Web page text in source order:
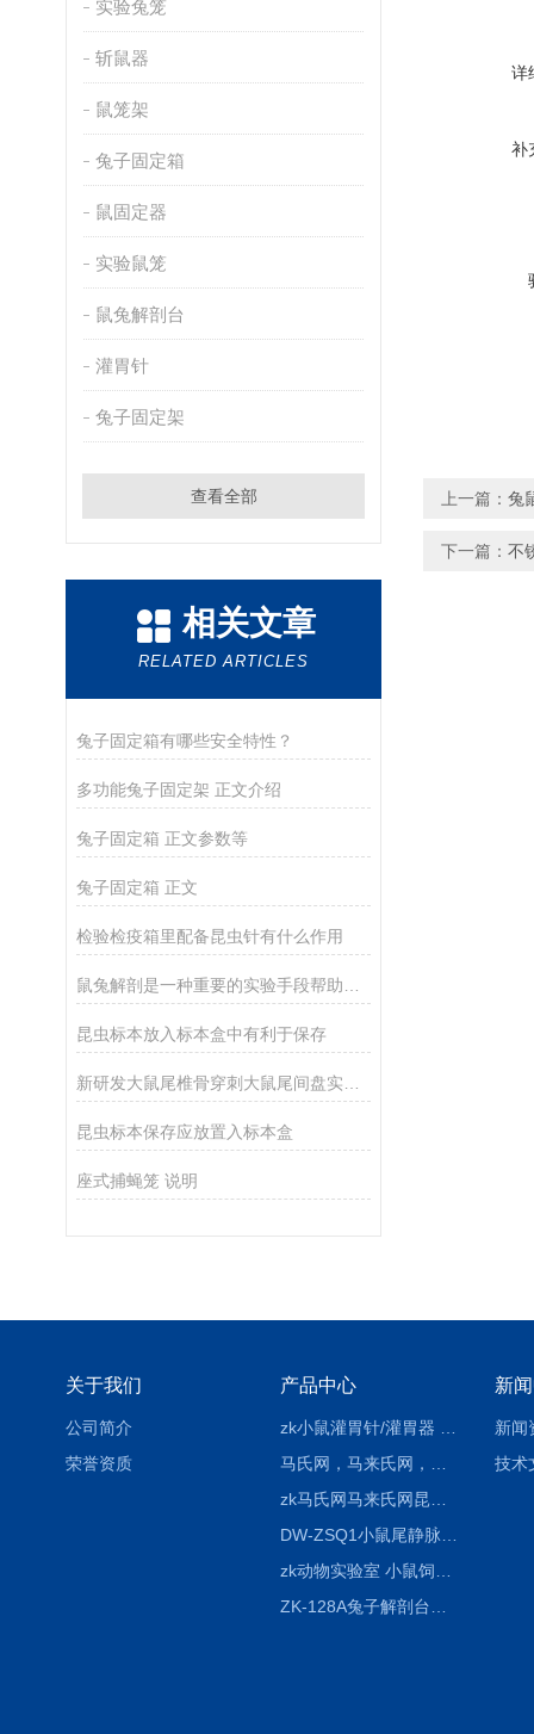
实验兔笼
斩鼠器
鼠笼架
兔子固定箱
鼠固定器
实验鼠笼
鼠兔解剖台
灌胃针
兔子固定架
查看全部
相关文章
RELATED ARTICLES
兔子固定箱有哪些安全特性？
多功能兔子固定架 正文介绍
兔子固定箱 正文参数等
兔子固定箱 正文
检验检疫箱里配备昆虫针有什么作用
昆虫标本放入标本盒中有利于保存
昆虫标本保存应放置入标本盒
座式捕蝇笼 说明
详
补
上一篇： 兔
下一篇： 不
关于我们
公司简介
荣誉资质
产品中心 新
新闻
技术